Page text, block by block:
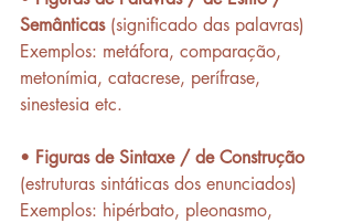
Semânticas (significado das palavras)
Exemplos: metáfora, comparação,
metonímia, catacrese, perífrase,
sinestesia etc.
• Figuras de Sintaxe / de Construção
(estruturas sintáticas dos enunciados)
Exemplos: hipérbato, pleonasmo,